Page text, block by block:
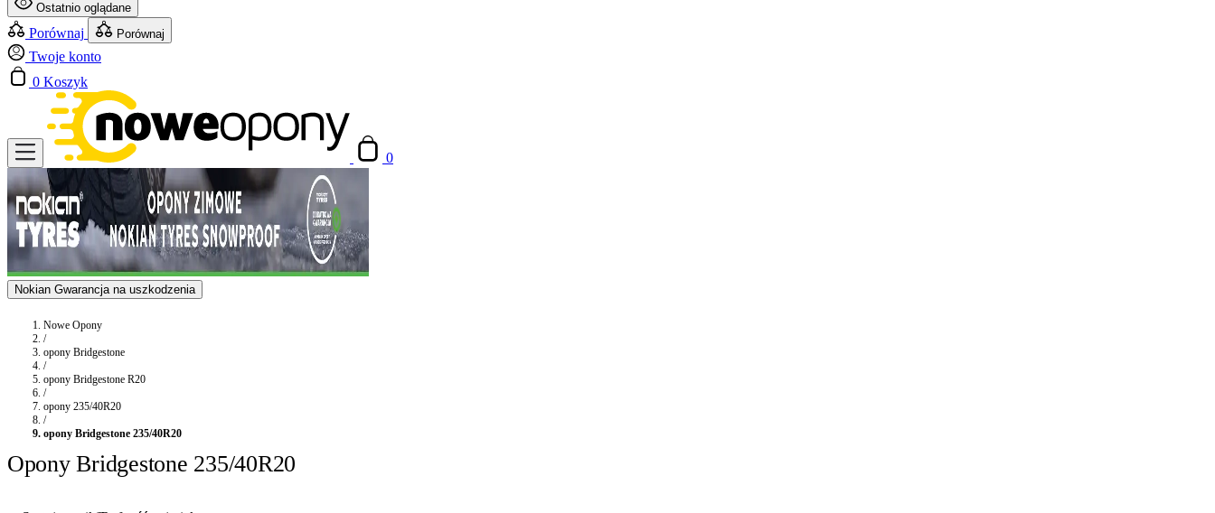
Ostatnio oglądane
Porównaj Porównaj
Twoje konto
0 Koszyk
0
Nokian Gwarancja na uszkodzenia
Nowe Opony
/
opony Bridgestone
/
opony Bridgestone R20
/
opony 235/40R20
/
opony Bridgestone 235/40R20
Opony Bridgestone 235/40R20